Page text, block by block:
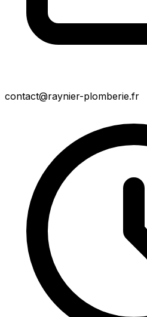
contact@raynier-plomberie.fr